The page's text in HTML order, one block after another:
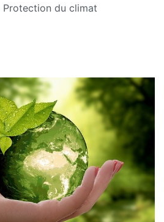
Protection du climat